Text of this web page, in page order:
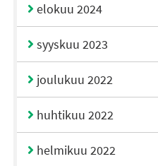
elokuu 2024
syyskuu 2023
joulukuu 2022
huhtikuu 2022
helmikuu 2022